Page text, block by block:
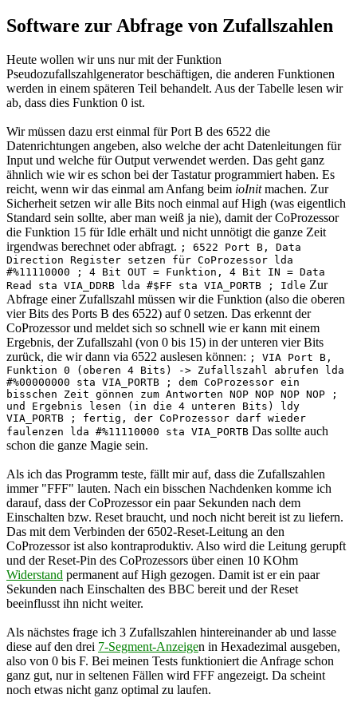
Software zur Abfrage von Zufallszahlen
Heute wollen wir uns nur mit der Funktion
Pseudozufallszahlgenerator beschäftigen, die anderen Funktionen
werden in einem späteren Teil behandelt. Aus der Tabelle lesen wir
ab, dass dies Funktion 0 ist.
Wir müssen dazu erst einmal für Port B des 6522 die
Datenrichtungen angeben, also welche der acht Datenleitungen für
Input und welche für Output verwendet werden. Das geht ganz
ähnlich wie wir es schon bei der Tastatur programmiert haben. Es
reicht, wenn wir das einmal am Anfang beim ioInitmachen. Zur
Sicherheit setzen wir alle Bits noch einmal auf High (was eigentlich
Standard sein sollte, aber man weiß ja nie), damit der CoProzessor
die Funktion 15 für Idle erhält und nicht unnötigt die ganze Zeit
irgendwas berechnet oder abfragt. ; 6522 Port B, Data
Direction Register setzen für CoProzessor lda
#%11110000 ; 4 Bit OUT = Funktion, 4 Bit IN = Data
Read sta VIA_DDRB lda #$FF sta VIA_PORTB ; Idle Zur
Abfrage einer Zufallszahl müssen wir die Funktion (also die oberen
vier Bits des Ports B des 6522) auf 0 setzen. Das erkennt der
CoProzessor und meldet sich so schnell wie er kann mit einem
Ergebnis, der Zufallszahl (von 0 bis 15) in der unteren vier Bits
zurück, die wir dann via 6522 auslesen können: ; VIA Port B,
Funktion 0 (oberen 4 Bits) -> Zufallszahl abrufen lda
#%00000000 sta VIA_PORTB ; dem CoProzessor ein
bisschen Zeit gönnen zum Antworten NOP NOP NOP NOP ;
und Ergebnis lesen (in die 4 unteren Bits) ldy
VIA_PORTB ; fertig, der CoProzessor darf wieder
faulenzen lda #%11110000 sta VIA_PORTB Das sollte auch
schon die ganze Magie sein.
Als ich das Programm teste, fällt mir auf, dass die Zufallszahlen
immer "FFF" lauten. Nach ein bisschen Nachdenken komme ich
darauf, dass der CoProzessor ein paar Sekunden nach dem
Einschalten bzw. Reset braucht, und noch nicht bereit ist zu liefern.
Das mit dem Verbinden der 6502-Reset-Leitung an den
CoProzessor ist also kontraproduktiv. Also wird die Leitung gerupft
und der Reset-Pin des CoProzessors über einen 10 KOhm
Widerstand permanent auf High gezogen. Damit ist er ein paar
Sekunden nach Einschalten des BBC bereit und der Reset
beeinflusst ihn nicht weiter.
Als nächstes frage ich 3 Zufallszahlen hintereinander ab und lasse
diese auf den drei 7-Segment-Anzeigen in Hexadezimal ausgeben,
also von 0 bis F. Bei meinen Tests funktioniert die Anfrage schon
ganz gut, nur in seltenen Fällen wird FFF angezeigt. Da scheint
noch etwas nicht ganz optimal zu laufen.